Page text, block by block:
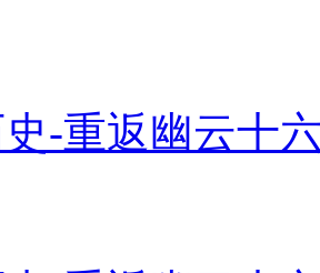
-重返幽云十